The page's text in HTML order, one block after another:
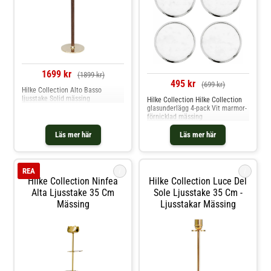
1699 kr (1899 kr)
Läs mer här
Hilke Collection Alto Basso
ljusstake Solid mässing
495 kr (699 kr)
Läs mer här
Hilke Collection Hilke Collection
glasunderlägg 4-pack Vit marmor-
förnicklad mässing
Hilke Collection Ninfea
Alta Ljusstake 35 Cm
Mässing
REA
Hilke Collection Luce Del
Sole Ljusstake 35 Cm -
Ljusstakar Mässing